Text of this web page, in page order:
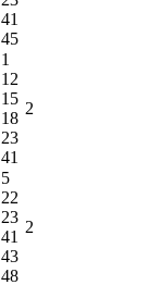
41
45
1
12
15
18
23
41
2
5
22
23
41
43
48
2